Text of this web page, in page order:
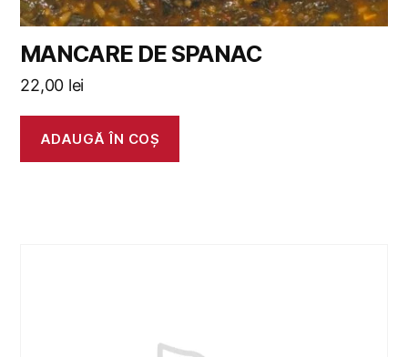
MANCARE DE SPANAC
22,00 lei
ADAUGĂ ÎN COȘ